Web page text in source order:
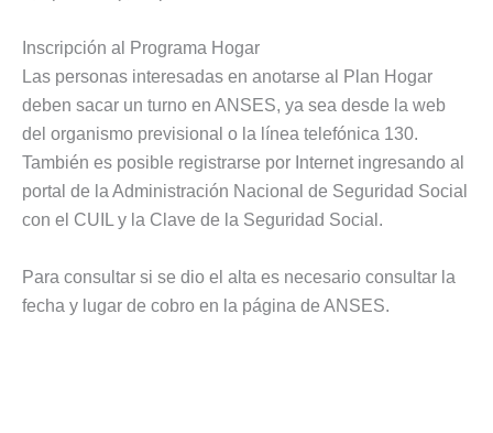
Inscripción al Programa Hogar
Las personas interesadas en anotarse al Plan Hogar
deben sacar un turno en ANSES, ya sea desde la web
del organismo previsional o la línea telefónica 130.
También es posible registrarse por Internet ingresando al
portal de la Administración Nacional de Seguridad Social
con el CUIL y la Clave de la Seguridad Social.
Para consultar si se dio el alta es necesario consultar la
fecha y lugar de cobro en la página de ANSES.